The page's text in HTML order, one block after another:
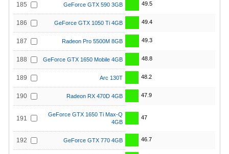
185 GeForce GTX 590 3GB 49.5
186 GeForce GTX 1050 Ti 4GB 49.4
187 Radeon Pro 5500M 8GB 49.3
188 GeForce GTX 1650 Mobile 4GB 48.8
189 Arc 130T 48.2
190 Radeon RX 470D 4GB 47.9
191
GeForce GTX 1650 Ti Max-Q
4GB
47
192 GeForce GTX 770 4GB 46.7